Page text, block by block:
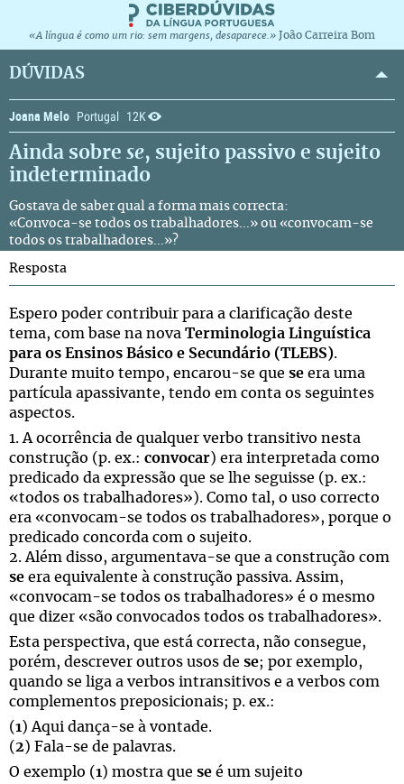
«A língua é como um rio: sem margens, desaparece.» João Carreira Bom
DÚVIDAS
Joana Melo Portugal 12K
Ainda sobre se, sujeito passivo e sujeito
indeterminado
Gostava de saber qual a forma mais correcta:
«Convoca-se todos os trabalhadores...» ou «convocam-se
todos os trabalhadores...»?
Resposta
Espero poder contribuir para a clarificação deste
tema, com base na nova Terminologia Linguística
para os Ensinos Básico e Secundário (TLEBS).
Durante muito tempo, encarou-se que se era uma
partícula apassivante, tendo em conta os seguintes
aspectos.
1. A ocorrência de qualquer verbo transitivo nesta
construção (p. ex.: convocar) era interpretada como
predicado da expressão que se lhe seguisse (p. ex.:
«todos os trabalhadores»). Como tal, o uso correcto
era «convocam-se todos os trabalhadores», porque o
predicado concorda com o sujeito.
2. Além disso, argumentava-se que a construção com
se era equivalente à construção passiva. Assim,
«convocam-se todos os trabalhadores» é o mesmo
que dizer «são convocados todos os trabalhadores».
Esta perspectiva, que está correcta, não consegue,
porém, descrever outros usos de se; por exemplo,
quando se liga a verbos intransitivos e a verbos com
complementos preposicionais; p. ex.:
(1) Aqui dança-se à vontade.
(2) Fala-se de palavras.
O exemplo (1) mostra que se é um sujeito